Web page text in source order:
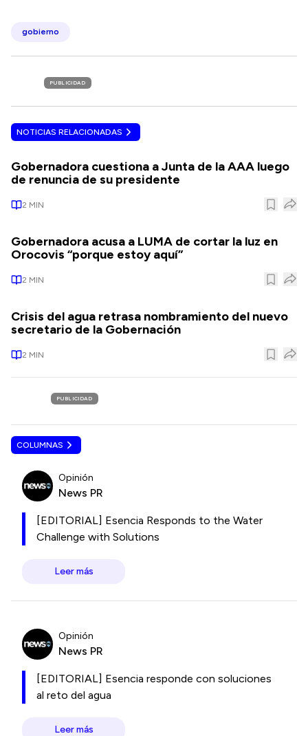
gobierno
PUBLICIDAD
NOTICIAS RELACIONADAS
Gobernadora cuestiona a Junta de la AAA luego
de renuncia de su presidente
2 MIN
Gobernadora acusa a LUMA de cortar la luz en
Orocovis “porque estoy aquí”
2 MIN
Crisis del agua retrasa nombramiento del nuevo
secretario de la Gobernación
2 MIN
PUBLICIDAD
COLUMNAS
Opinión
News PR
[EDITORIAL] Esencia Responds to the Water
Challenge with Solutions
Leer más
Opinión
News PR
[EDITORIAL] Esencia responde con soluciones
al reto del agua
Leer más